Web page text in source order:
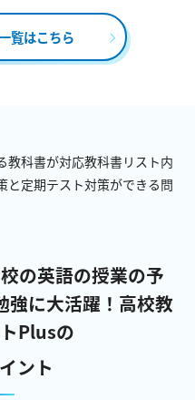
覧はこちら
教科書が対応教科書リスト内
と定期テスト対策ができる問
の英語の授業の予
に大活躍！ 高校教
Plusの
ント